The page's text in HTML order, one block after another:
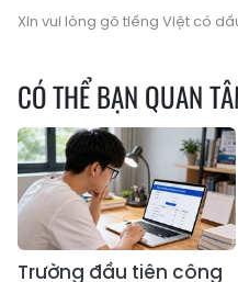
Xin vui lòng gõ tiếng Việt có
CÓ THỂ BẠN QUAN
Trường đầu tiên công